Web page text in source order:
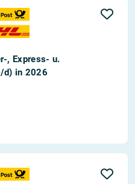
, Express- u.
d) in 2026